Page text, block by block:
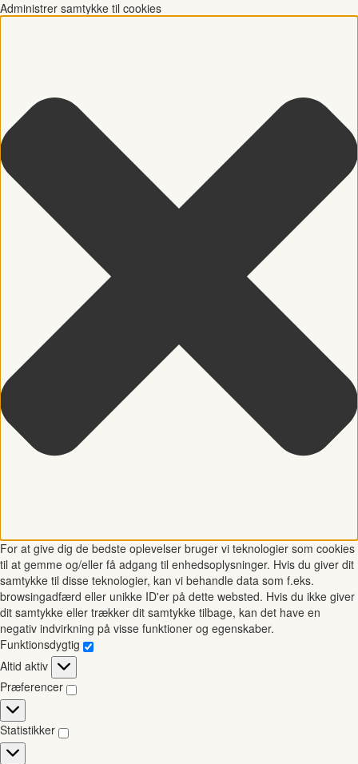
Administrer samtykke til cookies
For at give dig de bedste oplevelser bruger vi teknologier som cookies
til at gemme og/eller få adgang til enhedsoplysninger. Hvis du giver dit
samtykke til disse teknologier, kan vi behandle data som f.eks.
browsingadfærd eller unikke ID'er på dette websted. Hvis du ikke giver
dit samtykke eller trækker dit samtykke tilbage, kan det have en
negativ indvirkning på visse funktioner og egenskaber.
Funktionsdygtig
Funktionsdygtig
Altid aktiv
Præferencer
Præferencer
Statistikker
Statistikker